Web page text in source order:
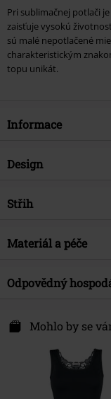
Pri sublimačnej potlači
zaisťuje vysokú
sú malé nepotlačené
charakteristickým
topu unikát.
Informace
Zboží č.
Brand
Pohlaví
Design
Typ výrobku
Vytištěno
Výstřih
Délka rukávu
Střih
Střih/vrchní díl
Materiál a péče
Vrchní materiál
Odpovědný
Kilmovee upper, Portlaw
X91 CF22 CO Waterford
Mohlo by se